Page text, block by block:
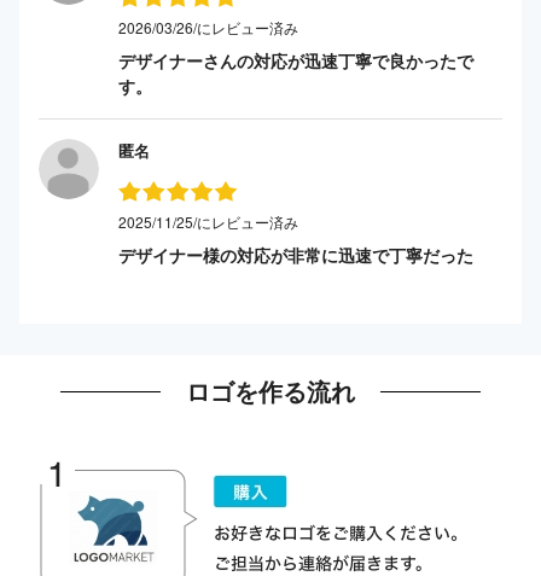
2026/03/26/にレビュー済み
デザイナーさんの対応が迅速丁寧で良かったで
す。
匿名
2025/11/25/にレビュー済み
デザイナー様の対応が非常に迅速で丁寧だった
ロゴを作る流れ